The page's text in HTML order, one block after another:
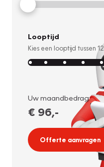
Looptijd
Kies een looptijd tussen 12
Uw maandbedrag:
€ 96,-
Offerte aanvragen